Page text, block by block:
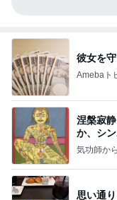
彼女を
Amebaト
涅槃寂
か、シ
ことが
気功師か
思い通